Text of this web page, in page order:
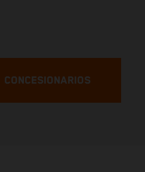
CONCESIONARIOS